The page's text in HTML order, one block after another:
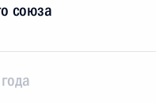
союза